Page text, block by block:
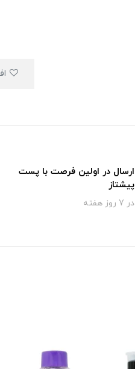
ارسال در اولین فرصت با پست
پیشتاز
در 7 روز هفته